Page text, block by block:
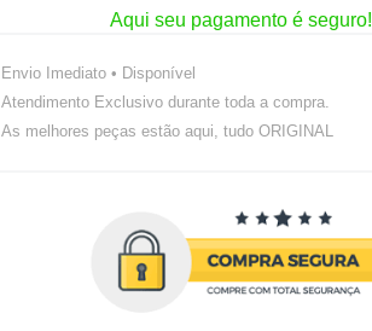
Aqui seu pagamento é seguro!
Envio Imediato • Disponível
Atendimento Exclusivo durante toda a compra.
As melhores peças estão aqui, tudo ORIGINAL